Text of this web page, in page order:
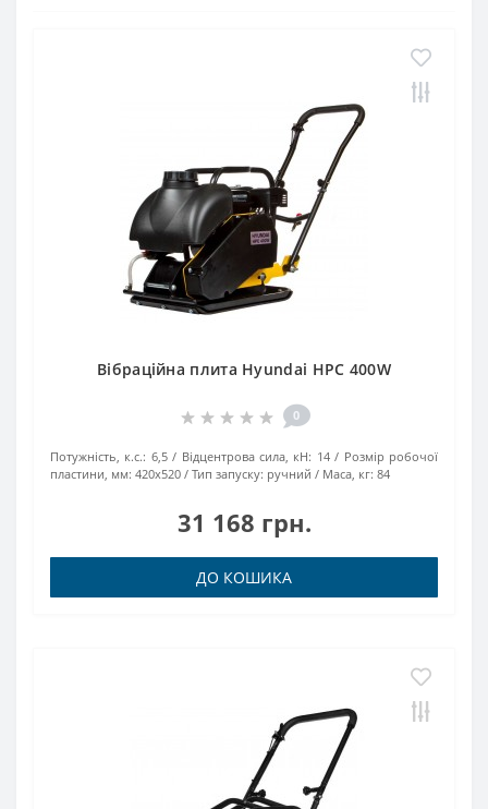
Вібраційна плита Hyundai HPC 400W
0
Потужність, к.с.: 6,5 Відцентрова сила, кН: 14
Розмір робочої
пластини, мм: 420х520 Тип запуску: ручний Маса, кг: 84
31 168 грн.
ДО КОШИКА